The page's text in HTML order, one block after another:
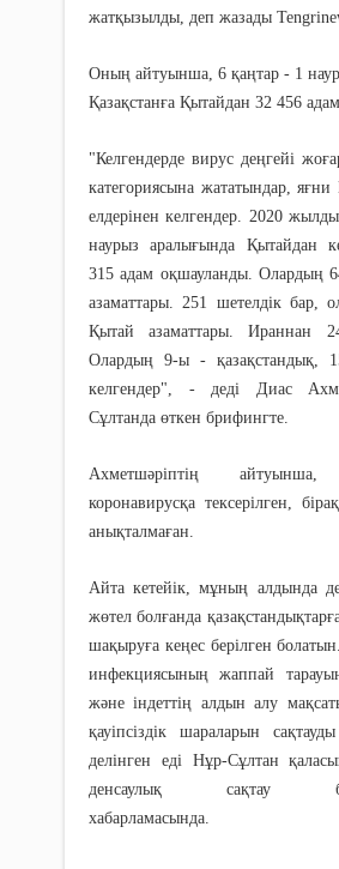
жатқызылды, деп жазады
Оның айтуынша, 6 қаңтар - 1
Қазақстанға Қытайдан 32 456
"Келгендерде вирус деңгейі
категориясына жататындар,
елдерінен келгендер. 2020
наурыз аралығында Қытайдан
315 адам оқшауланды. Олардың
азаматтары. 251 шетелдік бар,
Қытай азаматтары. Ираннан
Олардың 9-ы - қазақстандық,
келгендер", - деді Диас
Сұлтанда өткен брифингте.
Ахметшәріптің
коронавирусқа тексерілген,
анықталмаған.
Айта кетейік, мұның алдында
жөтел болғанда
шақыруға кеңес берілген
инфекциясының жаппай
және індеттің алдын алу
қауіпсіздік шараларын
делінген еді Нұр-Сұлтан
денсаулық сақтау
хабарламасында.